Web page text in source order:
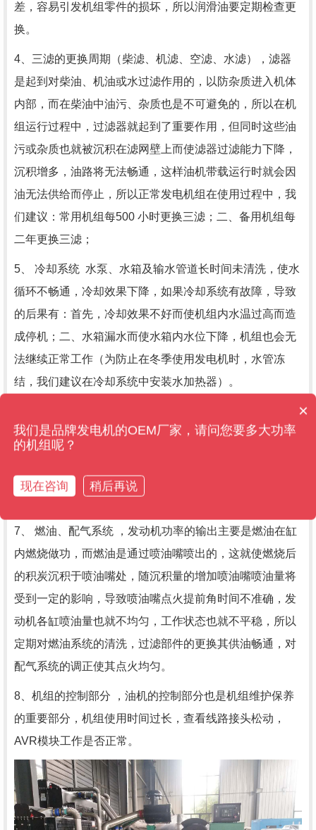
差，容易引发机组零件的损坏，所以润滑油要定期检查更
换。
4、三滤的更换周期（柴滤、机滤、空滤、水滤），滤器
是起到对柴油、机油或水过滤作用的，以防杂质进入机体
内部，而在柴油中油污、杂质也是不可避免的，所以在机
组运行过程中，过滤器就起到了重要作用，但同时这些油
污或杂质也就被沉积在滤网壁上而使滤器过滤能力下降，
沉积增多，油路将无法畅通，这样油机带载运行时就会因
油无法供给而停止，所以正常发电机组在使用过程中，我
们建议：常用机组每500 小时更换三滤；二、备用机组每
二年更换三滤；
5、 冷却系统 水泵、水箱及输水管道长时间未清洗，使水
循环不畅通，冷却效果下降，如果冷却系统有故障，导致
的后果有：首先，冷却效果不好而使机组内水温过高而造
成停机；二、水箱漏水而使水箱内水位下降，机组也会无
法继续正常工作（为防止在冬季使用发电机时，水管冻
结，我们建议在冷却系统中安装水加热器）。
机械磨损后产生的铁屑，这些不仅降低了它的润滑效果，
定的腐蚀性，另外油封本身也随着时间增加而老化，使其
7、 燃油、配气系统 ，发动机功率的输出主要是燃油在缸
内燃烧做功，而燃油是通过喷油嘴喷出的，这就使燃烧后
的积炭沉积于喷油嘴处，随沉积量的增加喷油嘴喷油量将
受到一定的影响，导致喷油嘴点火提前角时间不准确，发
动机各缸喷油量也就不均匀，工作状态也就不平稳，所以
定期对燃油系统的清洗，过滤部件的更换其供油畅通，对
配气系统的调正使其点火均匀。
8、机组的控制部分 ，油机的控制部分也是机组维护保养
的重要部分，机组使用时间过长，查看线路接头松动，
AVR模块工作是否正常。
售后维保管多久？
×
我们是品牌发电机的OEM厂家，请问您要多大功率
的机组呢？
现在咨询 稍后再说